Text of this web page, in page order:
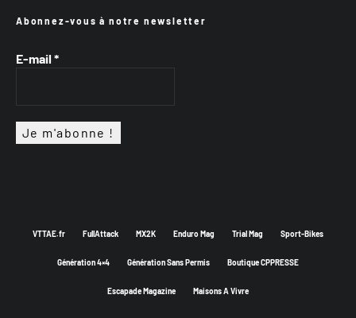
Abonnez-vous à notre newsletter
E-mail *
VTTAE.fr FullAttack MX2K Enduro Mag Trial Mag Sport-Bikes
Génération 4×4 Génération Sans Permis Boutique CPPRESSE
Escapade Magazine Maisons A Vivre